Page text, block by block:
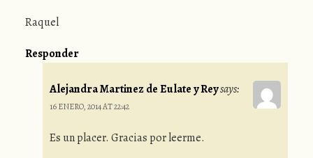
Raquel
Responder
Alejandra Martinez de Eulate y Reysays:
16 ENERO, 2014 AT 22:42
Es un placer. Gracias por leerme.